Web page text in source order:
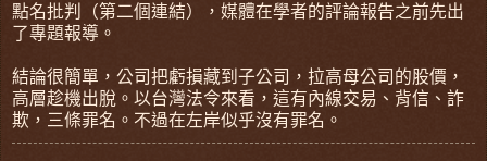
點名批判（第二個連結），媒體在學者的評論報告之前先出
了專題報導。
結論很簡單，公司把虧損藏到子公司，拉高母公司的股價，
高層趁機出脫。以台灣法令來看，這有內線交易、背信、詐
欺，三條罪名。不過在左岸似乎沒有罪名。